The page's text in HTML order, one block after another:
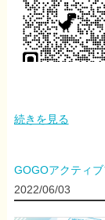
続きを見る
GOGOアクティブ
2022/06/03